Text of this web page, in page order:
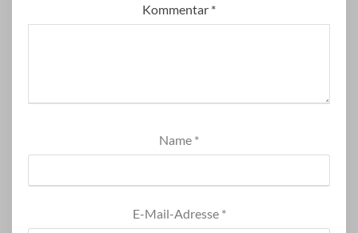
Kommentar *
Name *
E-Mail-Adresse *